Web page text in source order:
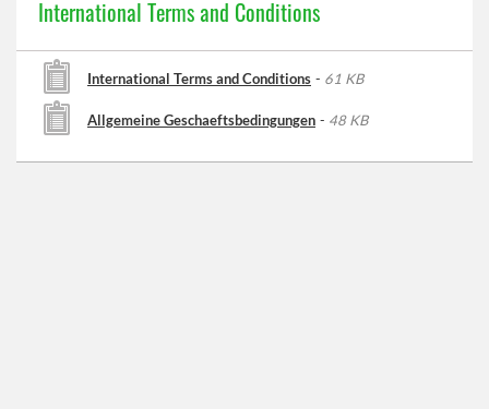
International Terms and Conditions
International Terms and Conditions - 61 KB
Allgemeine Geschaeftsbedingungen - 48 KB